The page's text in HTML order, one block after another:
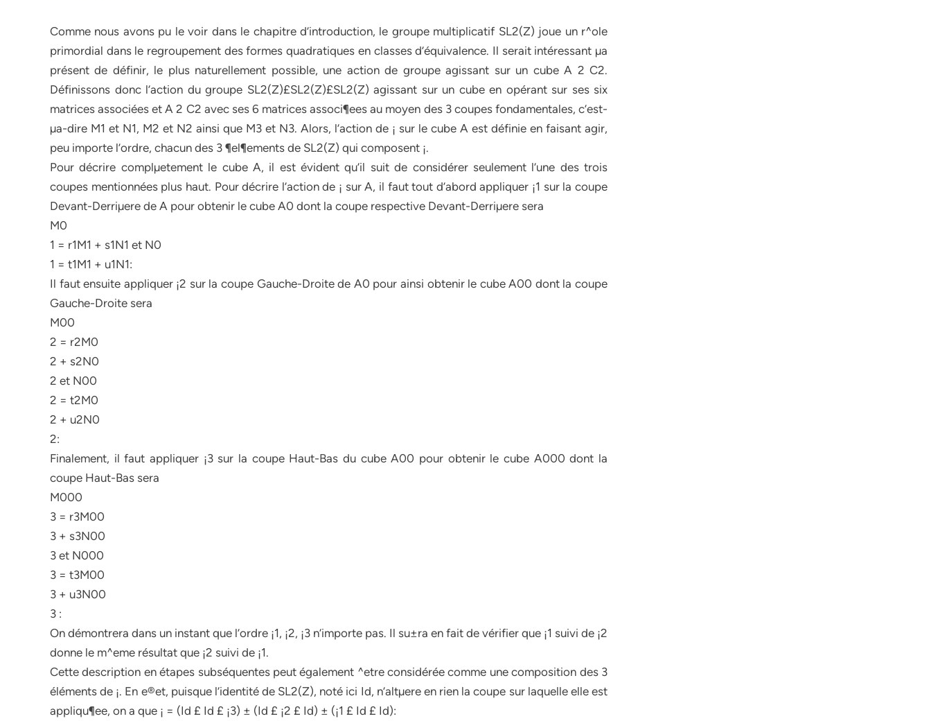
Comme nous avons pu le voir dans le chapitre d’introduction, le groupe multiplicatif SL2(Z) joue un r^ole
primordial dans le regroupement des formes quadratiques en classes d’équivalence. Il serait intéressant µa
présent de définir, le plus naturellement possible, une action de groupe agissant sur un cube A 2 C2.
Définissons donc l’action du groupe SL2(Z)£SL2(Z)£SL2(Z) agissant sur un cube en opérant sur ses six
matrices associées et A 2 C2 avec ses 6 matrices associ¶ees au moyen des 3 coupes fondamentales, c’est-
µa-dire M1 et N1, M2 et N2 ainsi que M3 et N3. Alors, l’action de ¡ sur le cube A est définie en faisant agir,
peu importe l’ordre, chacun des 3 ¶el¶ements de SL2(Z) qui composent ¡.
Pour décrire complµetement le cube A, il est évident qu’il suit de considérer seulement l’une des trois
coupes mentionnées plus haut. Pour décrire l’action de ¡ sur A, il faut tout d’abord appliquer ¡1 sur la coupe
Devant-Derriµere de A pour obtenir le cube A0 dont la coupe respective Devant-Derriµere sera
M0
1 = r1M1 + s1N1 et N0
1 = t1M1 + u1N1:
Il faut ensuite appliquer ¡2 sur la coupe Gauche-Droite de A0 pour ainsi obtenir le cube A00 dont la coupe
Gauche-Droite sera
M00
2 = r2M0
2 + s2N0
2 et N00
2 = t2M0
2 + u2N0
2:
Finalement, il faut appliquer ¡3 sur la coupe Haut-Bas du cube A00 pour obtenir le cube A000 dont la
coupe Haut-Bas sera
M000
3 = r3M00
3 + s3N00
3 et N000
3 = t3M00
3 + u3N00
3 :
On démontrera dans un instant que l’ordre ¡1, ¡2, ¡3 n’importe pas. Il su±ra en fait de vérifier que ¡1 suivi de ¡2
donne le m^eme résultat que ¡2 suivi de ¡1.
Cette description en étapes subséquentes peut également ^etre considérée comme une composition des 3
éléments de ¡. En e®et, puisque l’identité de SL2(Z), noté ici Id, n’altµere en rien la coupe sur laquelle elle est
appliqu¶ee, on a que ¡ = (Id £ Id £ ¡3) ± (Id £ ¡2 £ Id) ± (¡1 £ Id £ Id):